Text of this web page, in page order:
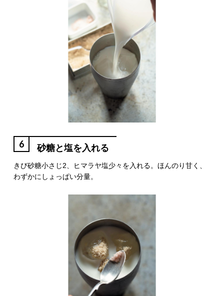
6 砂糖と塩を入れる
きび砂糖小さじ2、ヒマラヤ塩少々を入れる。ほんのり甘く、
わずかにしょっぱい分量。